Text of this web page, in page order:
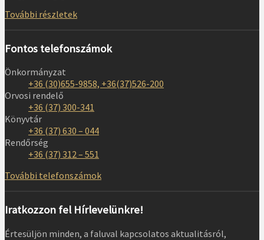
További részletek
Fontos telefonszámok
Önkormányzat
+36 (30)655-9858, +36(37)526-200
Orvosi rendelő
+36 (37) 300-341
Könyvtár
+36 (37) 630 – 044
Rendőrség
+36 (37) 312 – 551
További telefonszámok
Iratkozzon fel Hírlevelünkre!
Értesüljön minden, a faluval kapcsolatos aktualitásról,